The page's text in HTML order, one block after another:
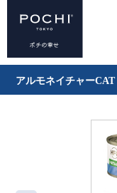
アルモネイチャー